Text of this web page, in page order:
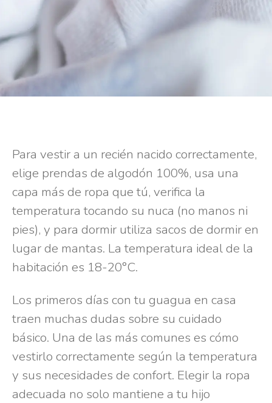
Para vestir a un recién nacido correctamente,
elige prendas de algodón 100%, usa una
capa más de ropa que tú, verifica la
temperatura tocando su nuca (no manos ni
pies), y para dormir utiliza sacos de dormir en
lugar de mantas. La temperatura ideal de la
habitación es 18-20°C.
Los primeros días con tu guagua en casa
traen muchas dudas sobre su cuidado
básico. Una de las más comunes es cómo
vestirlo correctamente según la temperatura
y sus necesidades de confort. Elegir la ropa
adecuada no solo mantiene a tu hijo